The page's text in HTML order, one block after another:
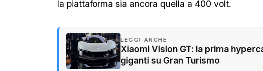
la piattaforma sia ancora quella a 400 volt.
LEGGI ANCHE
Xiaomi Vision GT: la prima
giganti su Gran Turismo